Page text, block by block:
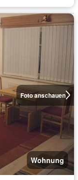
Foto anschauen
Wohnung